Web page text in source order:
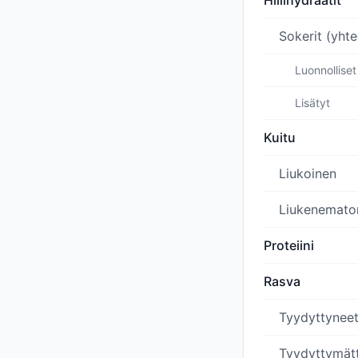
Sokerit
Luonnolliset
Lisätyt
Kuitu
Liukoinen
Proteiini
Rasva
Tyydyttyneet